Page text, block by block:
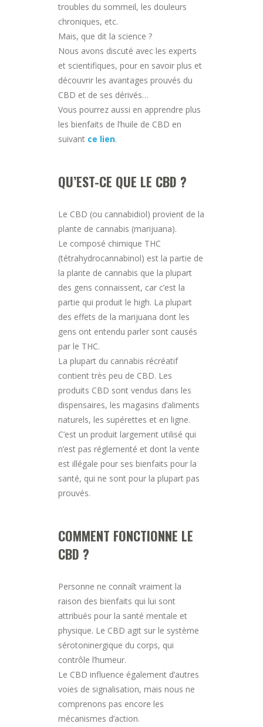
troubles du sommeil, les douleurs
chroniques, etc.
Mais, que dit la science ?
Nous avons discuté avec les experts
et scientifiques, pour en savoir plus et
découvrir les avantages prouvés du
CBD et de ses dérivés…
Vous pourrez aussi en apprendre plus
les bienfaits de l’huile de CBD en
suivant ce lien.
QU’EST-CE QUE LE CBD ?
Le CBD (ou cannabidiol) provient de la
plante de cannabis (marijuana).
Le composé chimique THC
(tétrahydrocannabinol) est la partie de
la plante de cannabis que la plupart
des gens connaissent, car c’est la
partie qui produit le high. La plupart
des effets de la marijuana dont les
gens ont entendu parler sont causés
par le THC.
La plupart du cannabis récréatif
contient très peu de CBD. Les
produits CBD sont vendus dans les
dispensaires, les magasins d’aliments
naturels, les supérettes et en ligne.
C’est un produit largement utilisé qui
n’est pas réglementé et dont la vente
est illégale pour ses bienfaits pour la
santé, qui ne sont pour la plupart pas
prouvés.
COMMENT FONCTIONNE LE
CBD ?
Personne ne connaît vraiment la
raison des bienfaits qui lui sont
attribués pour la santé mentale et
physique. Le CBD agit sur le système
sérotoninergique du corps, qui
contrôle l’humeur.
Le CBD influence également d’autres
voies de signalisation, mais nous ne
comprenons pas encore les
mécanismes d’action.